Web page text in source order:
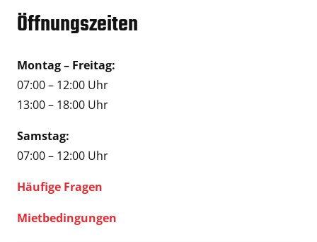
Öffnungszeiten
Montag – Freitag:
07:00 – 12:00 Uhr
13:00 – 18:00 Uhr
Samstag:
07:00 – 12:00 Uhr
Häufige Fragen
Mietbedingungen